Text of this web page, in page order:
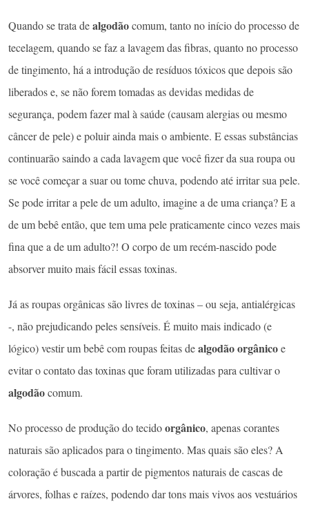
Quando se trata dealgodãocomum, tanto no início do processo de
tecelagem, quando se faz a lavagem das fibras, quanto no processo
de tingimento, há a introdução de resíduos tóxicos que depois são
liberados e, se não forem tomadas as devidas medidas de
segurança, podem fazer mal à saúde (causam alergias ou mesmo
câncer de pele) e poluir ainda mais o ambiente. E essas substâncias
continuarão saindo a cada lavagem que você fizer da sua roupa ou
se você começar a suar ou tome chuva, podendo até irritar sua pele.
Se pode irritar a pele de um adulto, imagine a de uma criança? E a
de um bebê então, que tem uma pele praticamente cinco vezes mais
fina que a de um adulto?! O corpo de um recém-nascido pode
absorver muito mais fácil essas toxinas.
Já as roupas orgânicas são livres de toxinas – ou seja, antialérgicas
-, não prejudicando peles sensíveis. É muito mais indicado (e
lógico) vestir um bebê com roupas feitas dealgodão orgânicoe
evitar o contato das toxinas que foram utilizadas para cultivar o
algodãocomum.
No processo de produção do tecidoorgânico, apenas corantes
naturais são aplicados para o tingimento. Mas quais são eles? A
coloração é buscada a partir de pigmentos naturais de cascas de
árvores, folhas e raízes, podendo dar tons mais vivos aos vestuários